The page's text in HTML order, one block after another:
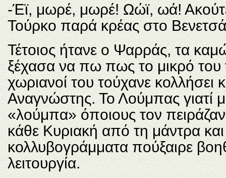
-Έϊ, μωρέ, μωρέ! Ωώϊ, ωά!
Τούρκο παρά κρέας στο
Τέτοιος ήτανε ο Ψαρράς, τα
ξέχασα να πω πως το μικρό του
χωριανοί του τούχανε
Αναγνώστης. Το Λούμπας γιατί
«λούμπα» όποιους τον
κάθε Κυριακή από τη μάντρα και
κολλυβογράμματα πούξαιρε
λειτουργία.